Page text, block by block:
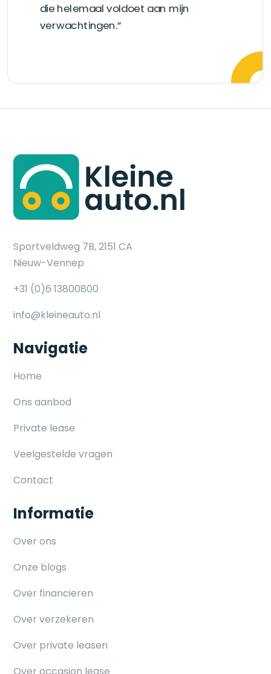
die helemaal voldoet aan mijn
verwachtingen.”
Sportveldweg 7B, 2151 CA
Nieuw-Vennep
+31 (0)6 13800800
info@kleineauto.nl
Navigatie
Home
Ons aanbod
Private lease
Veelgestelde vragen
Contact
Informatie
Over ons
Onze blogs
Over financieren
Over verzekeren
Over private leasen
Over occasion lease